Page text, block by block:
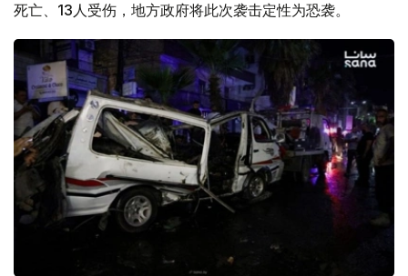
死亡、13人受伤，地方政府将此次袭击定性为恐袭。